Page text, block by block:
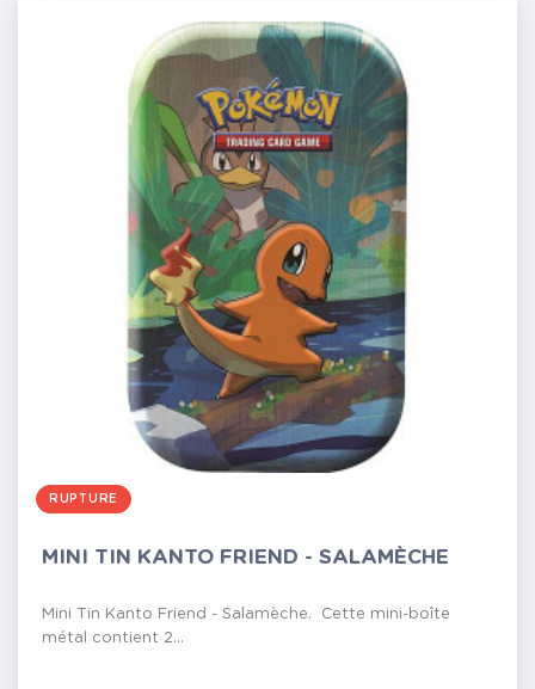
RUPTURE
MINI TIN KANTO FRIEND - SALAMÈCHE
Mini Tin Kanto Friend - Salamèche. Cette mini-boîte
métal contient 2...